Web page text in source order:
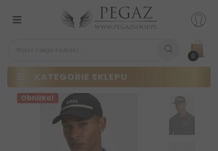
0
KATEGORIE SKLEPU
Przełącz
nawigacji
Obniżka!